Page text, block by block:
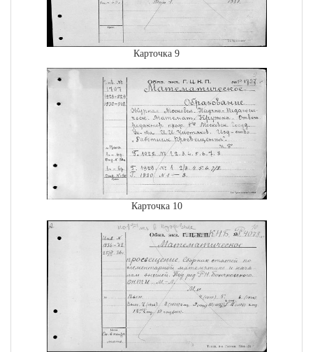
Карточка 9
Карточка 10